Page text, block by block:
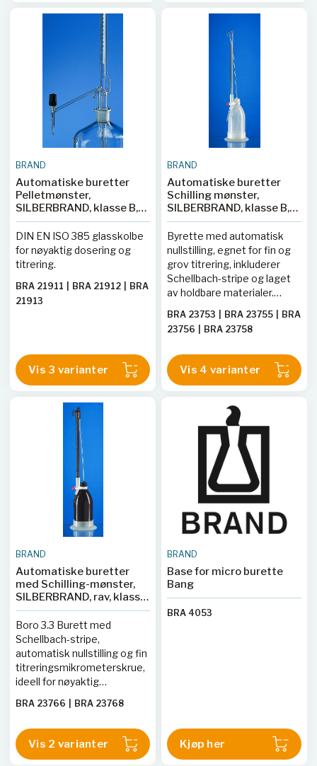
BRAND
Automatiske buretter
Pelletmønster,
SILBERBRAND, klasse B,
uten mellomstoppekran,
lateral ventilkran, svart
Schellbach-stripe
DIN EN ISO 385 glasskolbe
for nøyaktig dosering og
titrering.
BRA 21911 BRA 21912
BRA
21913
Vis 3 varianter
BRAND
Automatiske buretter
Schilling mønster,
SILBERBRAND, klasse B,
Boro 3.3, svart Schellbach
stripe, PE-LD-Flasche
Byrette med automatisk
nullstilling, egnet for fin og
grov titrering, inkluderer
Schellbach-stripe og laget
av holdbare materialer.
standarder.
BRA 23753 BRA 23755
BRA
23756
BRA 23758
Vis 4 varianter
BRAND
Automatiske buretter
med Schilling-mønster,
SILBERBRAND, rav, klasse
B, Boro 3.3, PE-Flasche
Boro 3.3 Burett med
Schellbach-stripe,
automatisk nullstilling og fin
titreringsmikrometerskrue,
ideell for nøyaktig
BRA 23766 BRA 23768
Vis 2 varianter
BRAND
Base for micro burette
Bang
BRA 4053
Kjøp her